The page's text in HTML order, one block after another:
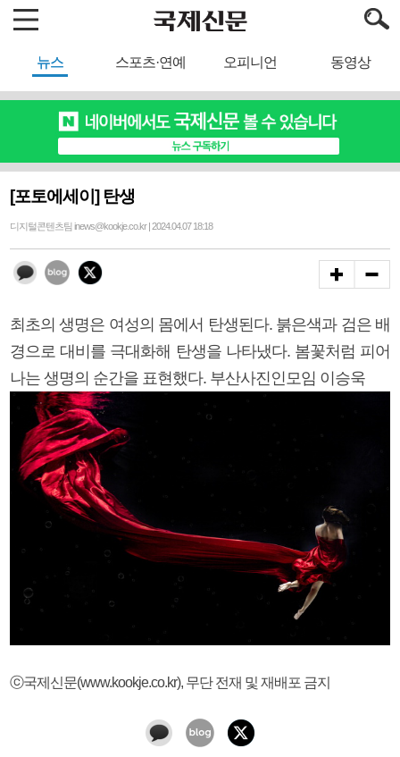
뉴스 스포츠·연예 오피니언 동영상
[포토에세이] 탄생
디지털콘텐츠팀 inews@kookje.co.kr | 2024.04.07 18:18
최초의 생명은 여성의 몸에서 탄생된다. 붉은색과 검은 배
경으로 대비를 극대화해 탄생을 나타냈다. 봄꽃처럼 피어
나는 생명의 순간을 표현했다. 부산사진인모임 이승욱
ⓒ국제신문(www.kookje.co.kr), 무단 전재 및 재배포 금지